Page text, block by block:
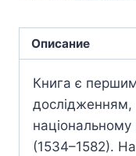
Описание
Книга є
національному
(1534–1582).